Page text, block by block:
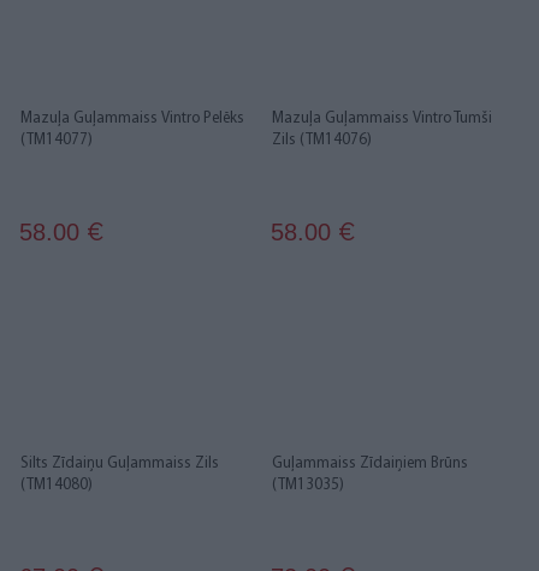
Mazuļa Guļammaiss Vintro Pelēks
(TM14077)
58.00 €
Mazuļa Guļammaiss Vintro Tumši
Zils (TM14076)
58.00 €
Silts Zīdaiņu Guļammaiss Zils
(TM14080)
Guļammaiss Zīdaiņiem Brūns
(TM13035)